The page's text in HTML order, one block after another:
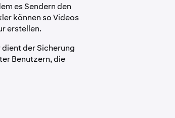
es Sendern den
können so Videos
erstellen.
dient der Sicherung
Benutzern, die